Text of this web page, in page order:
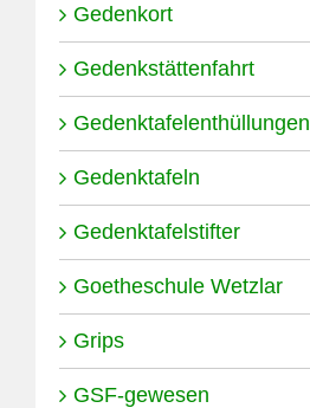
Gedenkort
Gedenkstättenfahrt
Gedenktafelenthüllungen
Gedenktafeln
Gedenktafelstifter
Goetheschule Wetzlar
Grips
GSF-gewesen